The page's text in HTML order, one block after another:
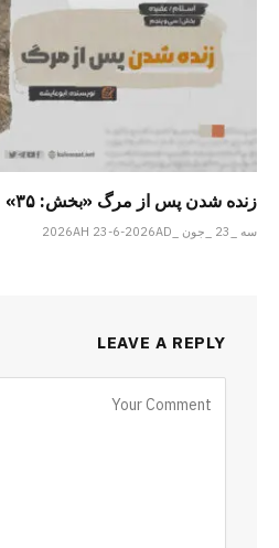
زنده شدن پس از مرگ «بخش: ۳۵»
سه _23 _جون _2026AH 23-6-2026AD
LEAVE A REPLY